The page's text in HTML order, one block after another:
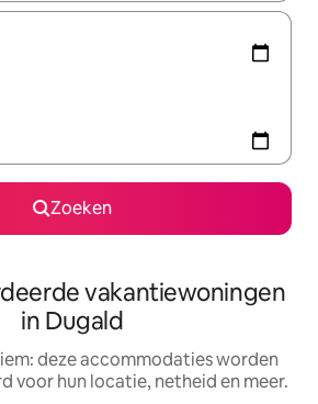
Zoeken
vakantiewoningen
in Dugald
deze accommodaties worden
voor hun locatie, netheid en meer.